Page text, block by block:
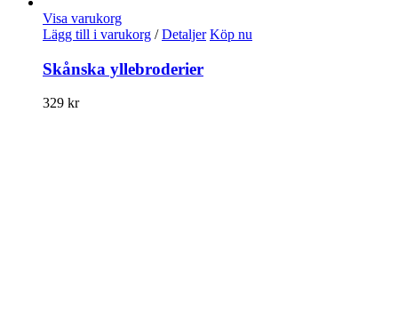
Visa varukorg
Lägg till i varukorg / Detaljer Köp nu
Skånska yllebroderier
329 kr